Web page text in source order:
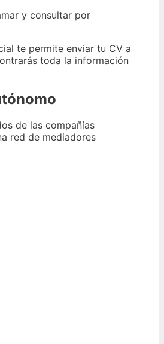
y consultar por
te permite enviar tu CV a
toda la información
de las compañías
red de mediadores